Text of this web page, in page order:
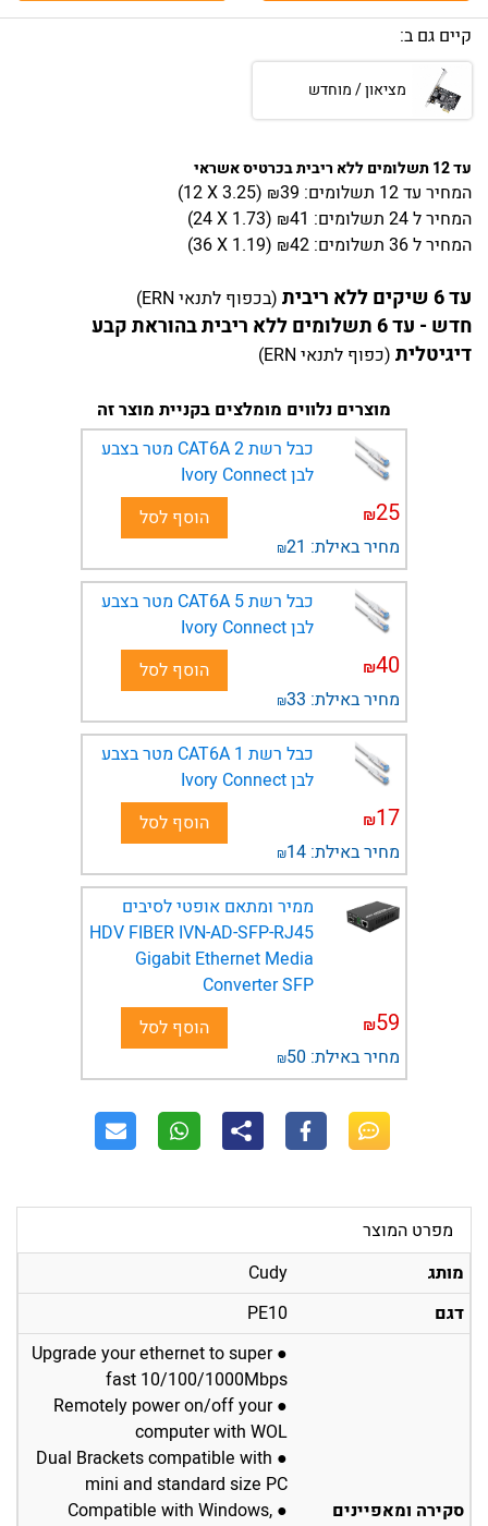
קיים גם ב:
מציאון / מוחדש
עד 12 תשלומים ללא ריבית בכרטיס אשראי
המחיר עד 12 תשלומים: ₪39
(12 X3.25)
המחירל 24 תשלומים: ₪41
(24 X 1.73)
המחירל 36 תשלומים: ₪42
(36 X 1.19)
עד 6 שיקים ללא ריבית (בכפוף לתנאי ERN)
חדש - עד 6 תשלומים ללא ריבית בהוראת קבע
דיגיטלית (כפוף לתנאי ERN)
מוצרים נלווים מומלצים בקניית מוצר זה
כבל רשת CAT6A​ 2 מטר בצבע
לבן Ivory Connect
25
₪
מחיר באילת: 21
₪
הוסף לסל
כבל רשת CAT6A​ 5 מטר בצבע
לבן Ivory Connect
40
₪
מחיר באילת: 33
₪
הוסף לסל
כבל רשת CAT6A​ 1 מטר בצבע
לבן Ivory Connect
17
₪
מחיר באילת: 14
₪
הוסף לסל
ממיר ומתאם אופטי לסיבים
HDV FIBER IVN-AD-SFP-RJ45
Gigabit Ethernet Media
Converter SFP
59
₪
מחיר באילת: 50
₪
הוסף לסל
מפרט המוצר
מותג
Cudy
דגם
PE10
סקירה ומאפיינים
● Upgrade your ethernet to super
fast 10/100/1000Mbps
● Remotely power on/off your
computer with WOL
● Dual Brackets compatible with
mini and standard size PC
● Compatible with Windows,